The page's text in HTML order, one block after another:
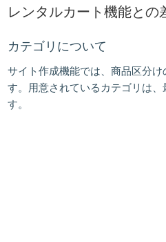
レンタルカート機能との
カテゴリについて
サイト作成機能では、商品区分
す。用意されているカテゴリは
す。